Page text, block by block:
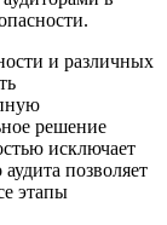
и различных
решение
исключает
позволяет
этапы